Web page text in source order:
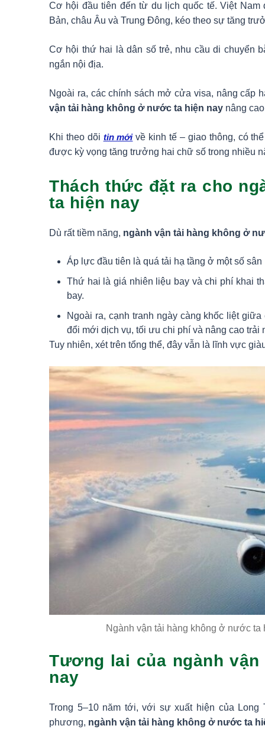
Cơ hội đầu tiên đến từ du lịch quốc tế. Việt
Bản, châu Âu và Trung Đông, kéo theo sự tăng
Cơ hội thứ hai là dân số trẻ, nhu cầu di chuyển
ngắn nội địa.
Ngoài ra, các chính sách mở cửa visa, nâng cấp
vận tải hàng không ở nước ta hiện nay nâng
Khi theo dõi tin mớivề kinh tế – giao thông, có
được kỳ vọng tăng trưởng hai chữ số trong nhiều
Thách thức đặt ra cho
ta hiện nay
Dù rất tiềm năng, ngành vận tải hàng không ở
Áp lực đầu tiên là quá tải hạ tầng ở một số
Thứ hai là giá nhiên liệu bay và chi phí khai
bay.
Ngoài ra, cạnh tranh ngày càng khốc liệt
đổi mới dịch vụ, tối ưu chi phí và nâng cao trải
Tuy nhiên, xét trên tổng thể, đây vẫn là lĩnh vực
Ngành vận tải hàng không ở nước
Tương lai của ngành
nay
Trong 5–10 năm tới, với sự xuất hiện của
phương, ngành vận tải hàng không ở nước ta